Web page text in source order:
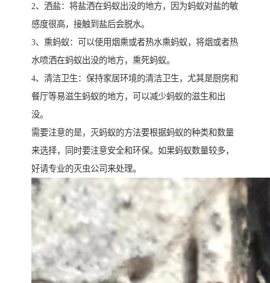
2、洒盐：将盐洒在蚂蚁出没的地方，因为蚂蚁对盐的敏
感度很高，接触到盐后会脱水。
3、熏蚂蚁：可以使用烟熏或者热水熏蚂蚁，将烟或者热
水喷洒在蚂蚁出没的地方，熏死蚂蚁。
4、清洁卫生：保持家居环境的清洁卫生，尤其是厨房和
餐厅等易滋生蚂蚁的地方，可以减少蚂蚁的滋生和出
没。
需要注意的是，灭蚂蚁的方法要根据蚂蚁的种类和数量
来选择，同时要注意安全和环保。如果蚂蚁数量较多，
好请专业的灭虫公司来处理。